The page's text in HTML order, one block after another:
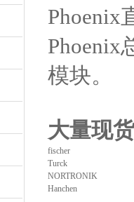
Phoenix
Phoenix
模块。
大量现
fischer
Turck
NORTRONIK
Hanchen